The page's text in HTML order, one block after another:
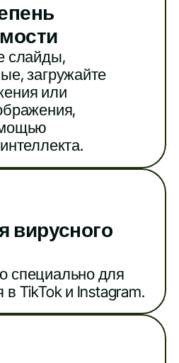
слайды,
загружайте
или
вирусного
специально для
TikTok и Instagram.